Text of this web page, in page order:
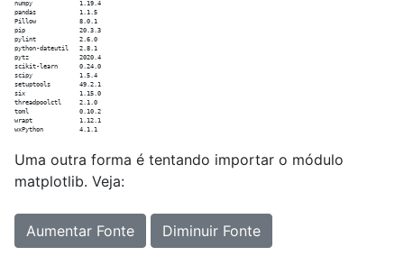
numpy             1.19.4
pandas            1.1.5
Pillow            8.0.1
pip               20.3.3
pylint            2.6.0
python-dateutil   2.8.1
pytz              2020.4
scikit-learn      0.24.0
scipy             1.5.4
setuptools        49.2.1
six               1.15.0
threadpoolctl     2.1.0
toml              0.10.2
wrapt             1.12.1
Uma outra forma é tentando importar o módulo
matplotlib. Veja:
Aumentar Fonte Diminuir Fonte